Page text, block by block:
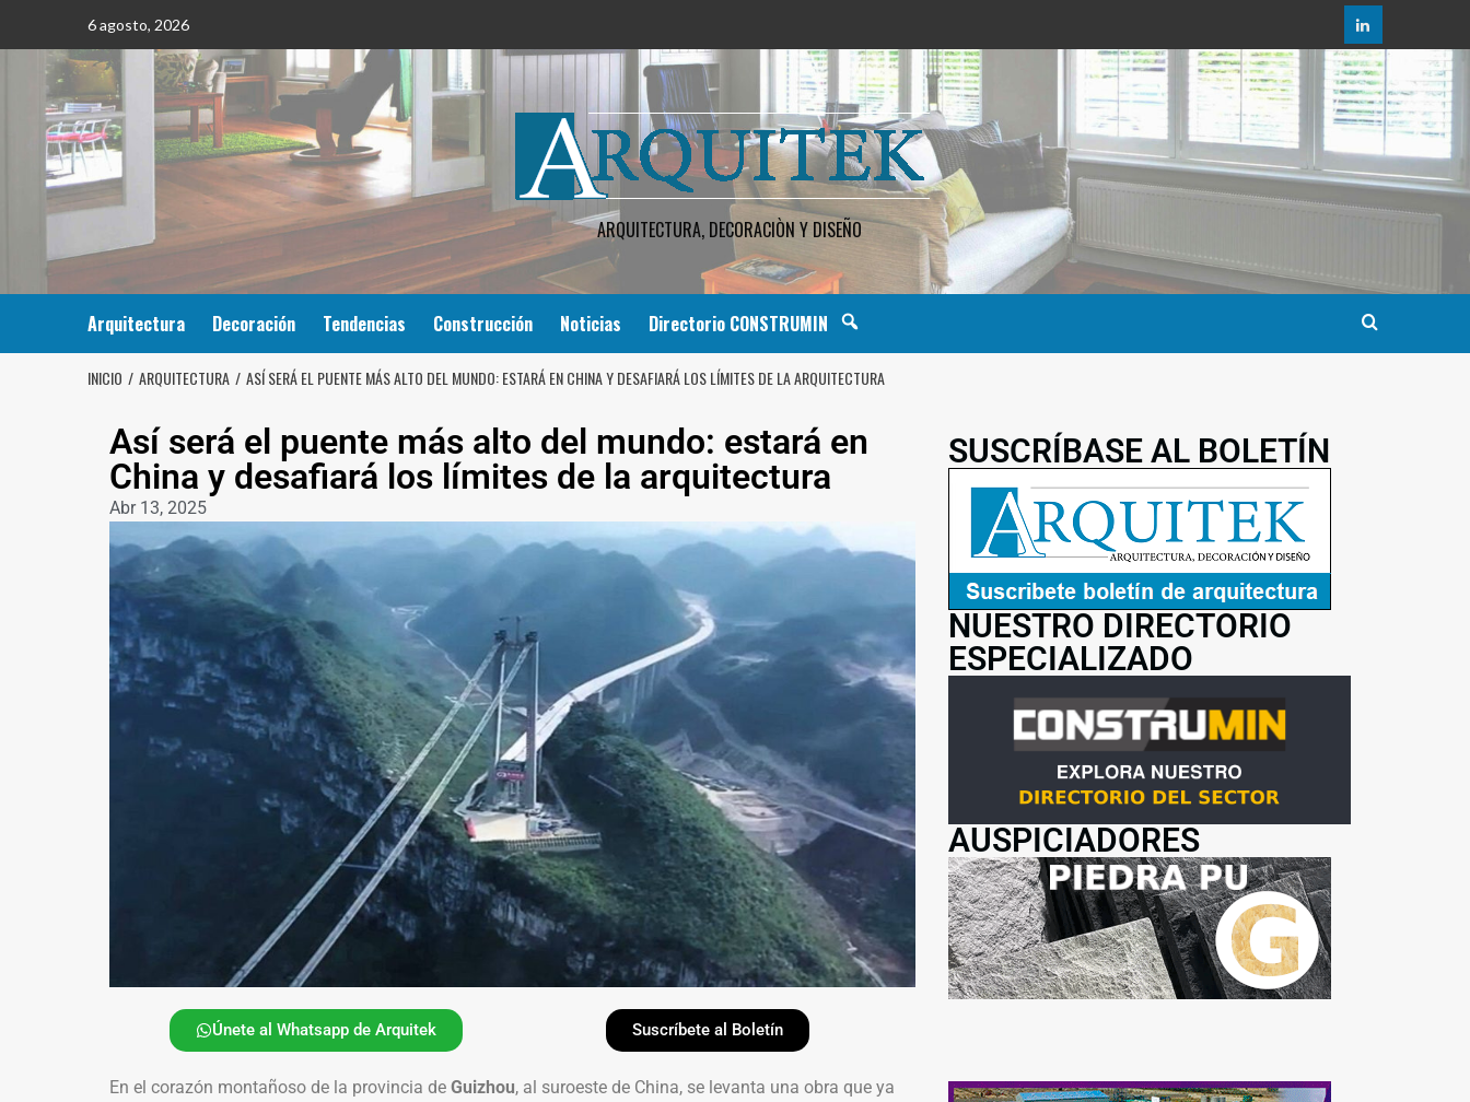
6 agosto, 2026
ARQUITECTURA, DECORACIÒN Y DISEÑO
Arquitectura Decoración Tendencias Construcción Noticias Directorio CONSTRUMIN
INICIO ARQUITECTURA ASÍ SERÁ EL PUENTE MÁS ALTO DEL MUNDO: ESTARÁ EN CHINA Y DESAFIARÁ LOS LÍMITES DE LA ARQUITECTURA
Así será el puente más alto del mundo: estará en
China y desafiará los límites de la arquitectura
Abr 13, 2025
Únete al Whatsapp de Arquitek Suscríbete al Boletín
En el corazón montañoso de la provincia de Guizhou, al suroeste de China, se levanta una obra que ya
SUSCRÍBASE AL BOLETÍN
NUESTRO DIRECTORIO
ESPECIALIZADO
AUSPICIADORES